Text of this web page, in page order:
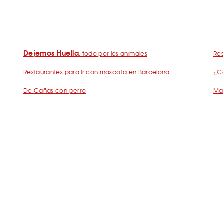
Dejemos Huella: todo por los animales
Restaurantes para ir con mascota en Barcelona
De Cañas con perro